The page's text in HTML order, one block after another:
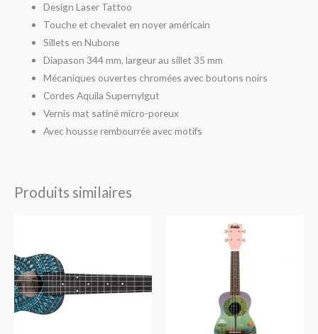
Design Laser Tattoo
Touche et chevalet en noyer américain
Sillets en Nubone
Diapason 344 mm, largeur au sillet 35 mm
Mécaniques ouvertes chromées avec boutons noirs
Cordes Aquila Supernylgut
Vernis mat satiné micro-poreux
Avec housse rembourrée avec motifs
Produits similaires